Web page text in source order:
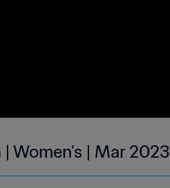
Women's | Mar 2023